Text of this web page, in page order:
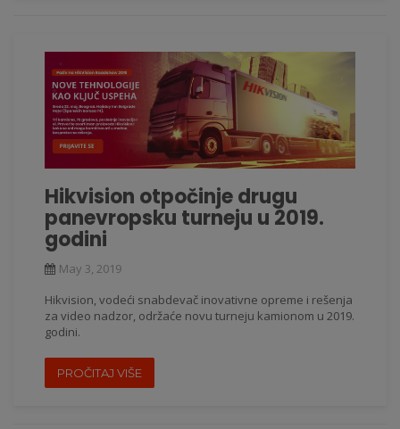
Hikvision otpočinje drugu
panevropsku turneju u 2019.
godini
May 3, 2019
Hikvision, vodeći snabdevač inovativne opreme i rešenja
za video nadzor, održaće novu turneju kamionom u 2019.
godini.
PROČITAJ VIŠE